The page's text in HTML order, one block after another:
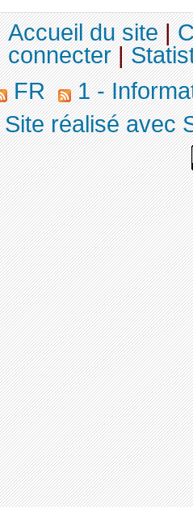
Accueil du site|
connecter|
FR
1 -
Site réalisé avec